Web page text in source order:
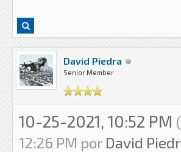
David Piedra
Senior Member
10-25-2021, 10:52 PM
12:26 PM por David